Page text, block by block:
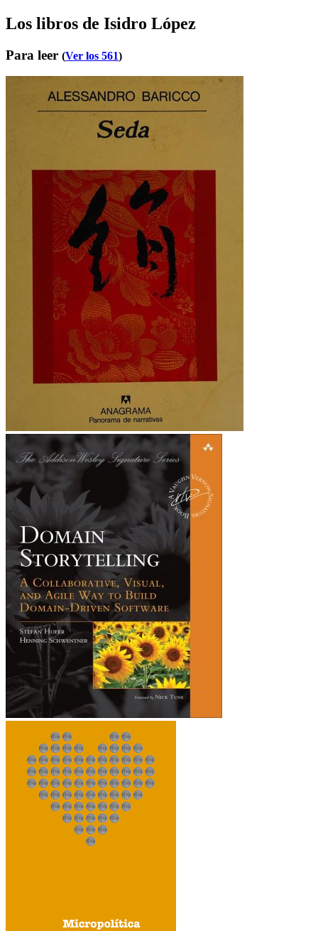
Los libros de Isidro López
Para leer (Ver los 561)